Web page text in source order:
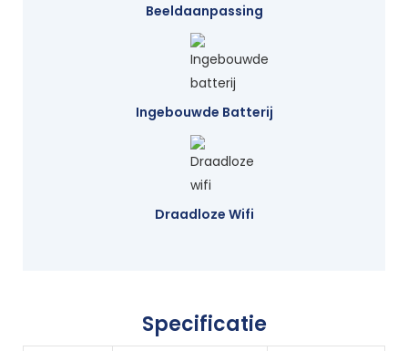
Beeldaanpassing
Ingebouwde Batterij
Draadloze Wifi
Specificatie